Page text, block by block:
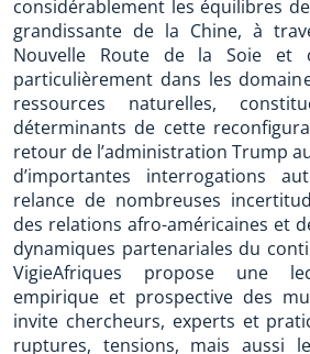
considérablement les équilibres
grandissante de la Chine, à
Nouvelle Route de la Soie et
particulièrement dans les
ressources naturelles,
déterminants de cette
retour de l’administration Trump
d’importantes interrogations
relance de nombreuses
des relations afro-américaines et
dynamiques partenariales du
VigieAfriques propose une
empirique et prospective des
invite chercheurs, experts et
ruptures, tensions, mais aussi